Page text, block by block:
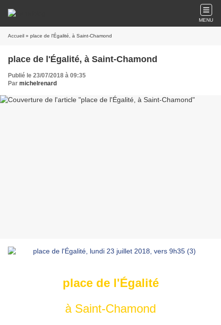
MENU
Accueil » place de l'Égalité, à Saint-Chamond
place de l'Égalité, à Saint-Chamond
Publié le 23/07/2018 à 09:35
Par michelrenard
place de l'Égalité
à Saint-Chamond